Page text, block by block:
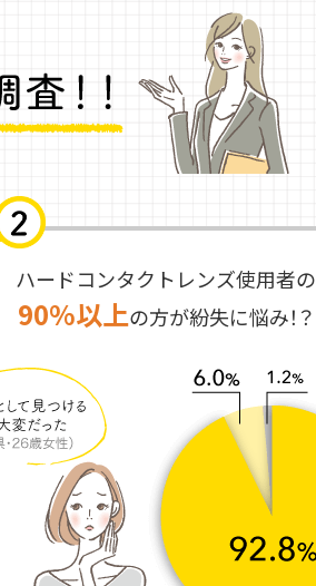
ハードコンタクトレンズ使用者の
90%以上の方が紛失に悩み！？